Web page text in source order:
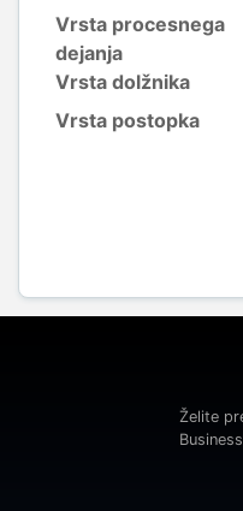
Vrsta procesnega
dejanja
Vrsta dolžnika
Vrsta postopka
Želite